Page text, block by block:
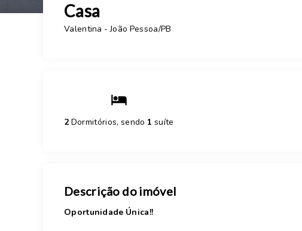
Casa
Valentina - João Pessoa/PB
2Dormitórios, sendo 1 suíte
Descrição do imóvel
Oportunidade Única!!